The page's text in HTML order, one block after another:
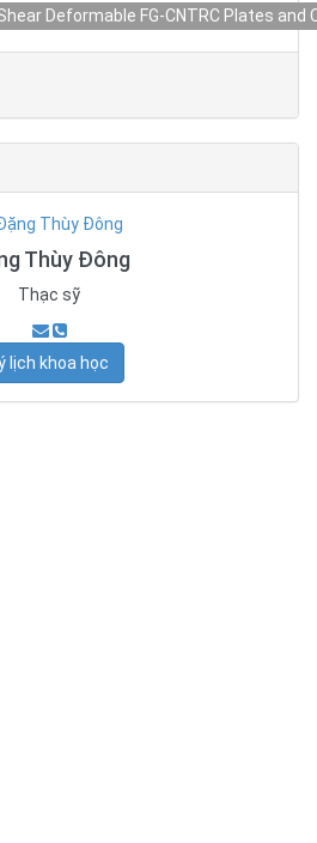
Deformable FG-CNTRC Plates
Thùy Đông
Thạc sỹ
lịch khoa học